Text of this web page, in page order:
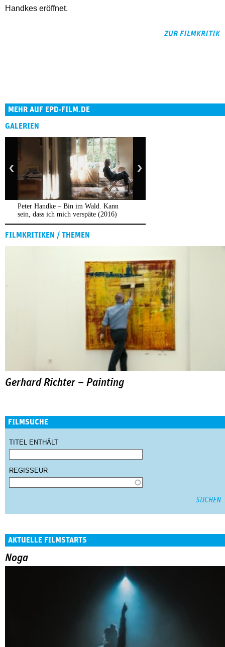
Handkes eröffnet.
ZUR FILMKRITIK
MEHR AUF EPD-FILM.DE
GALERIEN
Peter Handke – Bin im Wald. Kann
sein, dass ich mich verspäte (2016)
FILMKRITIKEN / THEMEN
Gerhard Richter – Painting
FILMSUCHE
TITEL ENTHÄLT
REGISSEUR
AKTUELLE FILMSTARTS
Noga